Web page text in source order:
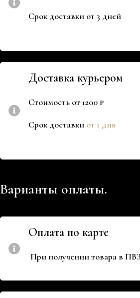
Срок доставки от 3 дней
Доставка курьером
Стоимость от 1200 ₽
Срок доставки от 1 дня
Варианты оплаты.
Оплата по карте
При получении товара в ПВЗ